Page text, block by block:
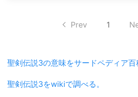
Prev 1
聖剣伝説3の意味をサードペディア百
聖剣伝説3をwikiで調べる。